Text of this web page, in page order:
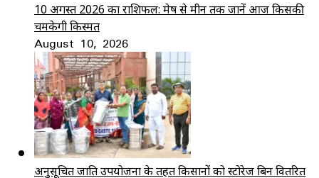
10 अगस्त 2026 का राशिफल: मेष से मीन तक जानें आज किसकी
चमकेगी किस्मत
August 10, 2026
अनुसूचित जाति उपयोजना के तहत किसानों को स्टोरेज बिन वितरित